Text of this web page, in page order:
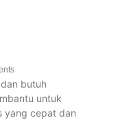
butuh
untuk
yang cepat dan